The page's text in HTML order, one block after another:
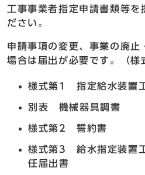
工事事業者指定申請書類等を
ださい。
申請事項の変更、事業の廃止
場合は届出が必要です。（様
様式第1 指定給水装置
別表 機械器具調書
様式第2 誓約書
様式第3 給水指定装置
任届出書